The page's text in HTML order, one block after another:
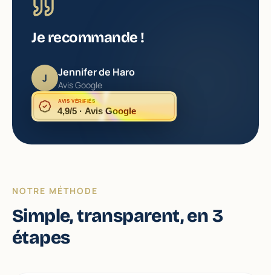
Je recommande !
J Jennifer de Haro
Avis Google
AVIS VÉRIFIÉS
4,9/5 · Avis Google
NOTRE MÉTHODE
Simple, transparent, en 3
étapes